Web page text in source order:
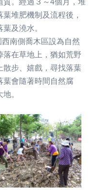
質。經過３～4個月，堆
堆肥機制及流程後，
及澆水。
南側喬木區設為自然
落在草地上，猶如荒野
散步、嬉戲，尋找落葉
葉會隨著時間自然腐
。